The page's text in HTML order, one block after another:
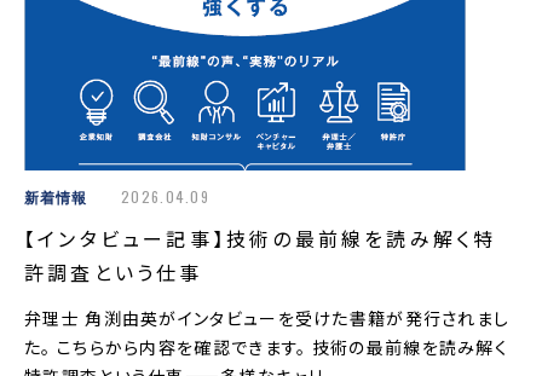
新着情報 2026.04.09
【インタビュー記事】技術の最前線を読み解く特
許調査という仕事
弁理士 角渕由英がインタビューを受けた書籍が発行されまし
た。 こちらから内容を確認できます。 技術の最前線を読み解く